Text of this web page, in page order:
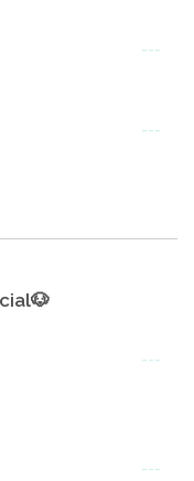
---
---
---
---